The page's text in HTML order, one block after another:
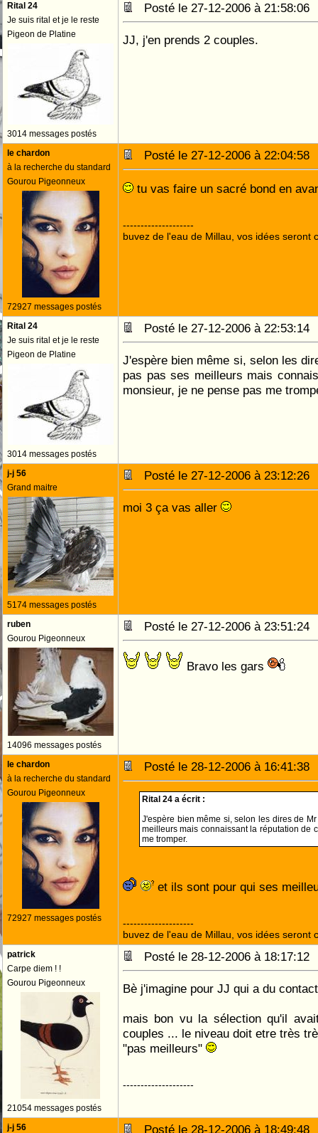
Rital 24
Je suis rital et je le reste
Pigeon de Platine
3014 messages postés
Posté le 27-12-2006 à
JJ, j'en prends 2 couples.
le chardon
à la recherche du standard
Gourou Pigeonneux
72927 messages postés
Posté le 27-12-2006 à
tu vas faire un sacré bond en
--------------------
buvez de l'eau de Millau, vos idées seront
Rital 24
Je suis rital et je le reste
Pigeon de Platine
3014 messages postés
Posté le 27-12-2006 à
J'espère bien même si, selon les
pas pas ses meilleurs mais
monsieur, je ne pense pas me
j-j 56
Grand maitre
5174 messages postés
Posté le 27-12-2006 à
moi 3 ça vas aller
ruben
Gourou Pigeonneux
14096 messages postés
Posté le 27-12-2006 à
Bravo les gars
le chardon
à la recherche du standard
Gourou Pigeonneux
72927 messages postés
Posté le 28-12-2006 à
Rital 24 a écrit :
J'espère bien même si, selon les dires de
meilleurs mais connaissant la réputation de
me tromper.
et ils sont pour qui ses
--------------------
buvez de l'eau de Millau, vos idées seront
patrick
Carpe diem ! !
Gourou Pigeonneux
21054 messages postés
Posté le 28-12-2006 à
Bè j'imagine pour JJ qui a du
mais bon vu la sélection qu'il
couples ... le niveau doit etre très
"pas meilleurs"
--------------------
j-j 56 Posté le 28-12-2006 à